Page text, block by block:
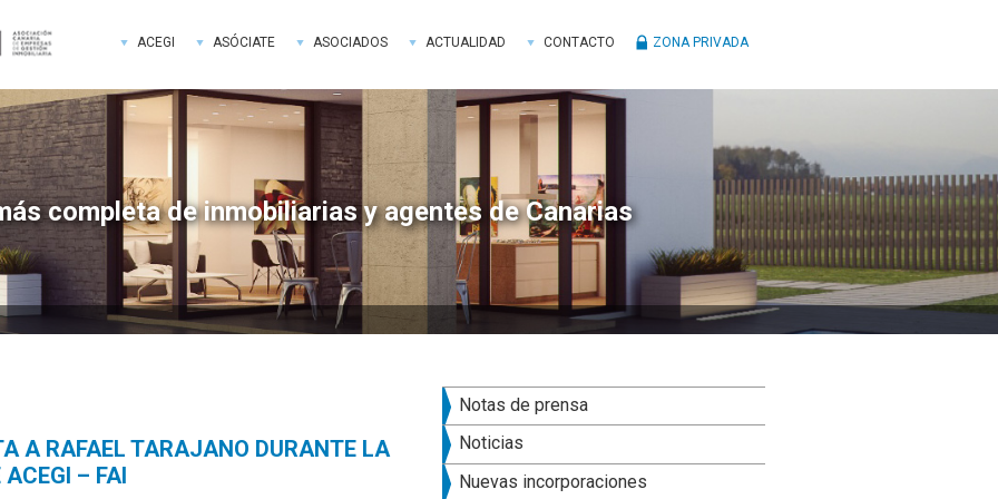
ACEGI ASÓCIATE ASOCIADOS ACTUALIDAD CONTACTO ZONA PRIVADA
completa de inmobiliarias y agentes de Canarias
A RAFAEL TARAJANO DURANTE LA
– FAI
Barra
lateral
principal
Notas de prensa
Noticias
Nuevas incorporaciones